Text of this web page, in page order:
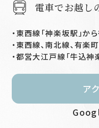
電車でお越し
東西線「神楽坂駅」か
東西線、南北線、有楽
都営大江戸線「牛込神
ア